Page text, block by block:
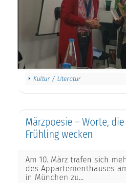
Kultur / Literatur
Märzpoesie – Worte,
Frühling wecken
Am 10. März trafen sich
des Appartementhauses
in München zu…